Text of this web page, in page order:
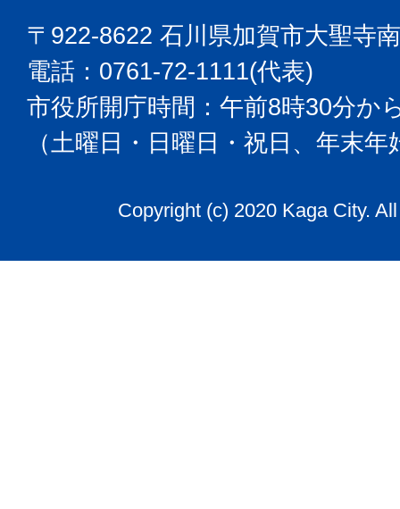
〒922-8622 石川県加賀市大聖寺
電話：0761-72-1111(代表)
市役所開庁時間：午前8時30分か
（土曜日・日曜日・祝日、年末
Copyright (c) 2020 Kaga City.